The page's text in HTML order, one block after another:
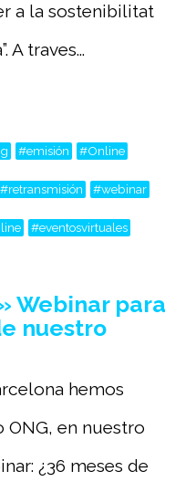
a la sostenibilitat
A traves...
#emisión #Online
#retransmisión #webinar
#eventosvirtuales
Webinar para
nuestro
hemos
ONG, en nuestro
¿36 meses de